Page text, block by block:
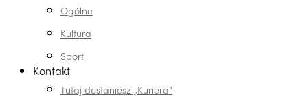
Ogólne
Kultura
Sport
Kontakt
Tutaj dostaniesz „Kuriera”